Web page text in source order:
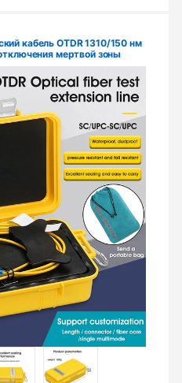
кабель OTDR 1310/150 нм
мертвой зоны